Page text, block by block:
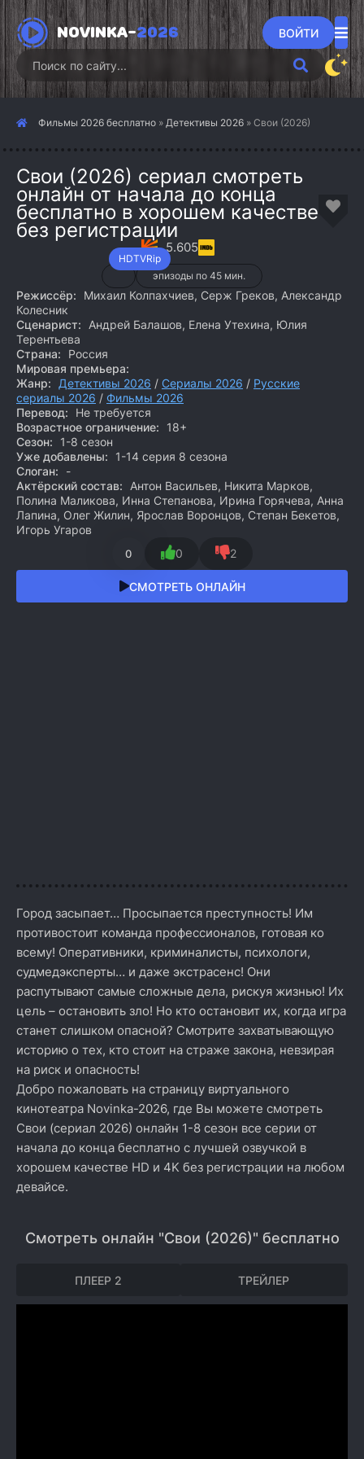
NOVINKA-2026 ВОЙТИ
Фильмы 2026 бесплатно » Детективы 2026 » Свои (2026)
Свои (2026) сериал смотреть
онлайн от начала до конца
бесплатно в хорошем качестве
без регистрации
HDTVRip
5.605
эпизоды по 45 мин.
Режиссёр:
Михаил Колпахчиев, Серж Греков, Александр
Колесник
Сценарист:
Андрей Балашов, Елена Утехина, Юлия
Терентьева
Страна:
Россия
Мировая премьера:
Жанр:
Детективы 2026 / Сериалы 2026 / Русские
сериалы 2026 / Фильмы 2026
Перевод:
Не требуется
Возрастное ограничение:
18+
Сезон:
1-8 сезон
Уже добавлены:
1-14 серия 8 сезона
Слоган:
-
Актёрский состав:
Антон Васильев, Никита Марков,
Полина Маликова, Инна Степанова, Ирина Горячева, Анна
Лапина, Олег Жилин, Ярослав Воронцов, Степан Бекетов,
Игорь Угаров
0 0 2
СМОТРЕТЬ ОНЛАЙН
Город засыпает… Просыпается преступность! Им
противостоит команда профессионалов, готовая ко
всему! Оперативники, криминалисты, психологи,
судмедэксперты… и даже экстрасенс! Они
распутывают самые сложные дела, рискуя жизнью! Их
цель – остановить зло! Но кто остановит их, когда игра
станет слишком опасной? Смотрите захватывающую
историю о тех, кто стоит на страже закона, невзирая
на риск и опасность!
Добро пожаловать на страницу виртуального
кинотеатра Novinka-2026, где Вы можете смотреть
Свои (сериал 2026) онлайн 1-8 сезон все серии от
начала до конца бесплатно с лучшей озвучкой в
хорошем качестве HD и 4K без регистрации на любом
девайсе.
Смотреть онлайн "Свои (2026)" бесплатно
ПЛЕЕР 2 ТРЕЙЛЕР